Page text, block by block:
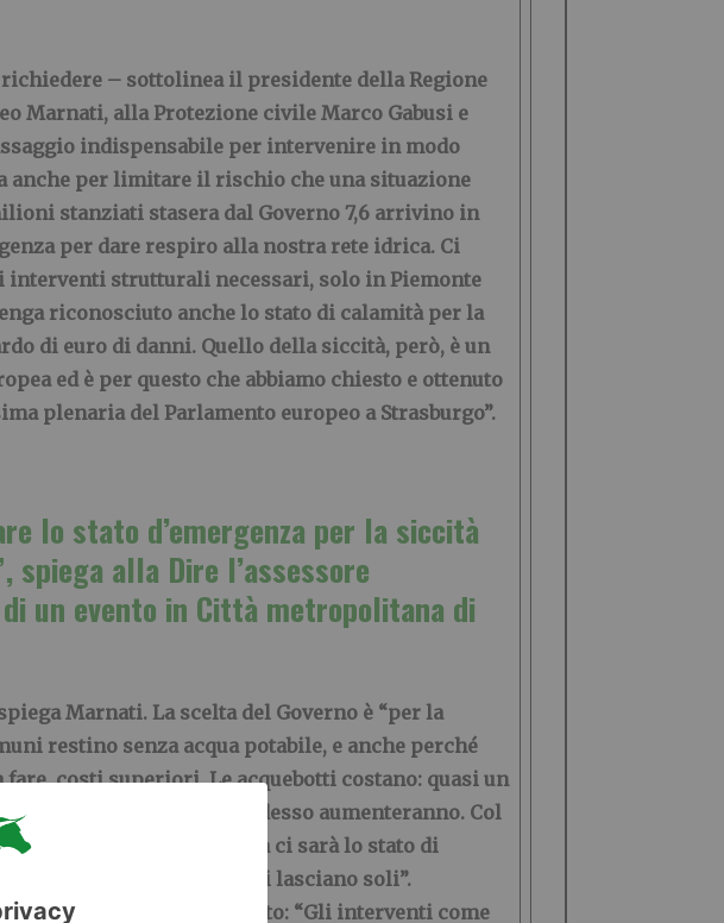
– sottolinea il presidente della Regione
Marnati, alla Protezione civile Marco Gabusie
indispensabile per intervenire in modo
anche per limitare il rischio che una situazione
stanziati stasera dal Governo 7,6 arrivino in
per dare respiro alla nostra rete idrica. Ci
strutturali necessari, solo in Piemonte
riconosciuto anche lo stato di calamità per la
di euro di danni. Quello della siccità, però, è un
ed è per questo che abbiamo chiesto e ottenuto
plenaria del Parlamento europeo a Strasburgo”.
lo stato d’emergenza per la siccità
alla Dire l’assessore
un evento in Città metropolitana di
Marnati. La scelta del Governo è “per la
restino senza acqua potabile, e anche perché
costi superiori. Le acquebotti costano: quasi un
verbano. Costi che “adesso aumenteranno. Col
l’acqua: “Per l’agricoltura ci sarà lo stato di
successivi. Non è che li lasciano soli”.
e oggi non si può fare molto: “Gli interventi come